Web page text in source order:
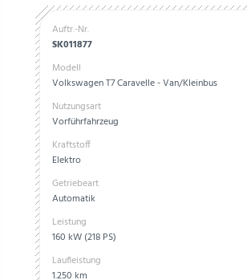
Auftr.-Nr.
SK011877
Modell
Volkswagen T7 Caravelle - Van/Kleinbus
Nutzungsart
Vorführfahrzeug
Kraftstoff
Elektro
Getriebeart
Automatik
Leistung
160 kW (218 PS)
Laufleistung
1.250 km